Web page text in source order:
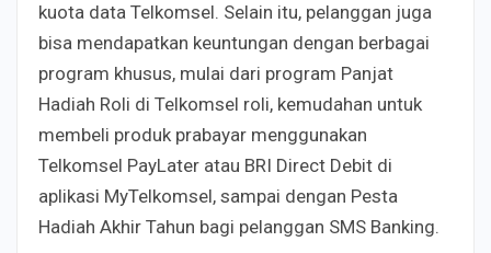
kuota data Telkomsel. Selain itu, pelanggan juga
bisa mendapatkan keuntungan dengan berbagai
program khusus, mulai dari program Panjat
Hadiah Roli di Telkomsel roli, kemudahan untuk
membeli produk prabayar menggunakan
Telkomsel PayLater atau BRI Direct Debit di
aplikasi MyTelkomsel, sampai dengan Pesta
Hadiah Akhir Tahun bagi pelanggan SMS Banking.